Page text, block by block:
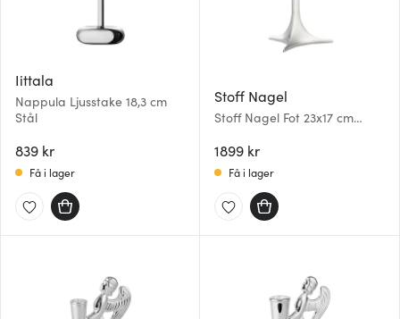
Iittala
Nappula Ljusstake 18,3 cm
Stål
839 kr
Få i lager
Stoff Nagel
Stoff Nagel Fot 23x17 cm
1899 kr
Få i lager